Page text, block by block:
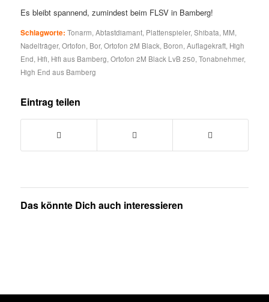
Es bleibt spannend, zumindest beim FLSV in Bamberg!
Schlagworte: Tonarm, Abtastdiamant, Plattenspieler, Shibata, MM,
Nadelträger, Ortofon, Bor, Ortofon 2M Black, Boron, Auflagekraft, High
End, Hifi, Hifi aus Bamberg, Ortofon 2M Black LvB 250, Tonabnehmer,
High End aus Bamberg
Eintrag teilen
Das könnte Dich auch interessieren